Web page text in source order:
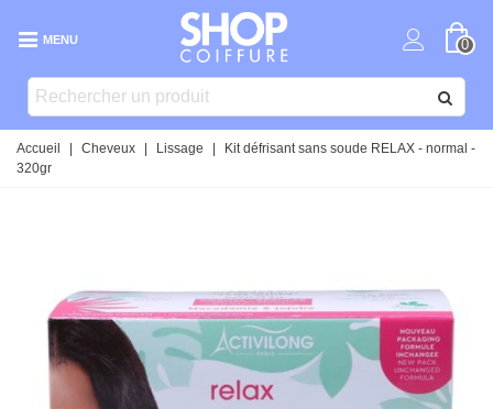
MENU 0
Accueil Cheveux Lissage
Kit défrisant sans soude RELAX - normal -
320gr